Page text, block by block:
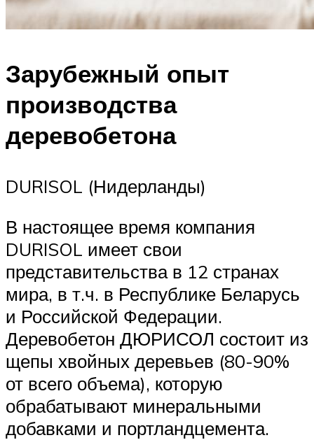
Зарубежный опыт
производства
деревобетона
DURISOL (Нидерланды)
В настоящее время компания
DURISOL имеет свои
представительства в 12 странах
мира, в т.ч. в Республике Беларусь
и Российской Федерации.
Деревобетон ДЮРИСОЛ состоит из
щепы хвойных деревьев (80-90%
от всего объема), которую
обрабатывают минеральными
добавками и портландцемента.